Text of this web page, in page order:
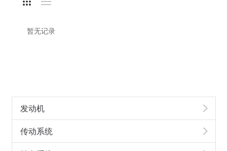
发动机
传动系统
暂无记录